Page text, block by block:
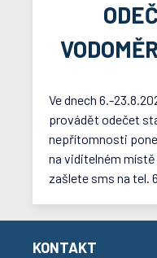
Ve dnech 6.-
provádět odečet
nepřítomnosti
na viditelném
zašlete sms na tel.
KONTAKT